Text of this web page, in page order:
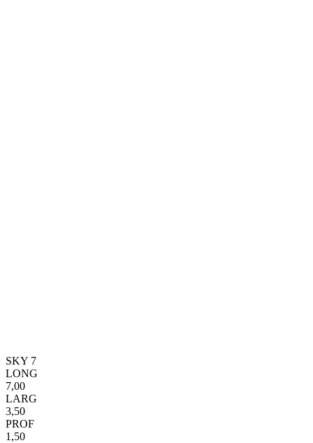
SKY 7
LONG
7,00
LARG
3,50
PROF
1,50